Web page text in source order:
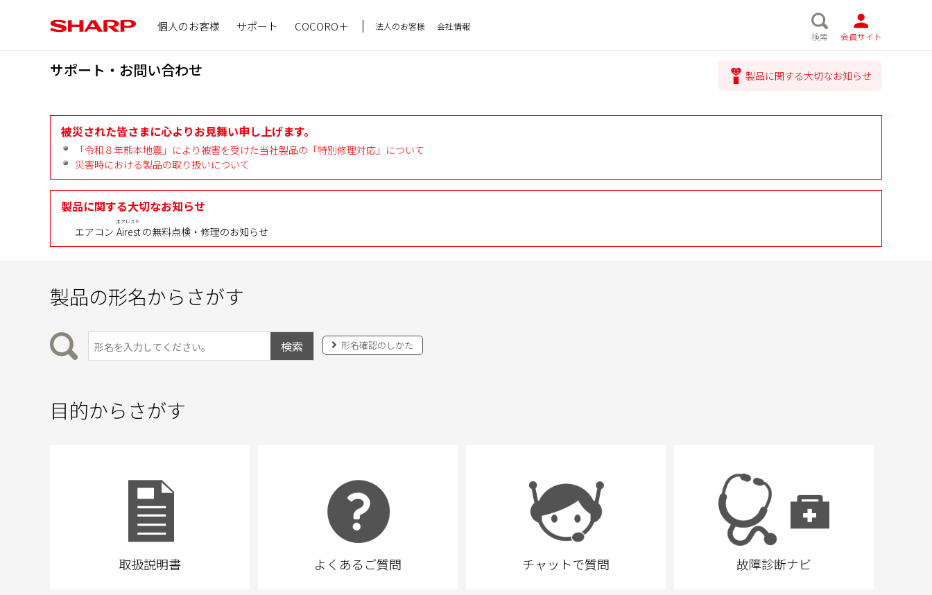
個人のお客様 サポート COCORO＋ 法人のお客様
会社情報
検索
会員サイト
サポート・お問い合わせ 製品に関する大切なお知らせ
被災された皆さまに心よりお見舞い申し上げます。
「令和８年熊本地震」により被害を受けた当社製品の「特別修理対応」について
災害時における製品の取り扱いについて
製品に関する大切なお知らせ
エアコン Airest
エアレスト
の無料点検・修理のお知らせ
製品の形名からさがす
形名確認のしかた
目的からさがす
取扱説明書 よくあるご質問 チャットで質問 故障診断ナビ